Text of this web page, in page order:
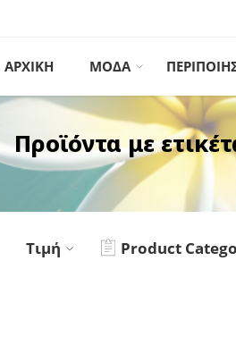
ΑΡΧΙΚΗ ΜΟΔΑ
Προϊόντα με
Τιμή Product